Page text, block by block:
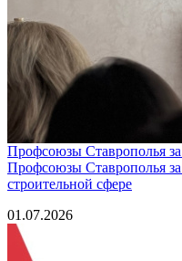
Профсоюзы Ставрополья
Профсоюзы Ставрополья
строительной сфере
01.07.2026